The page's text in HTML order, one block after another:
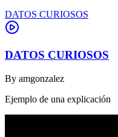
DATOS CURIOSOS
DATOS CURIOSOS
By amgonzalez
Ejemplo de una explicación